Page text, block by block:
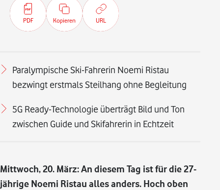
PDF Kopieren URL
Paralympische Ski-Fahrerin Noemi Ristau
bezwingt erstmals Steilhang ohne Begleitung
5G Ready-Technologie überträgt Bild und Ton
zwischen Guide und Skifahrerin in Echtzeit
Mittwoch, 20. März: An diesem Tag ist für die 27-
jährige Noemi Ristau alles anders. Hoch oben